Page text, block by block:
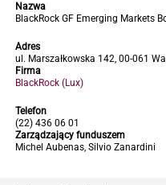
Nazwa
BlackRock GF Emerging Markets
Adres
ul. Marszałkowska 142, 00-061
Firma
BlackRock (Lux)
Telefon
(22) 436 06 01
Zarządzający funduszem
Michel Aubenas, Silvio Zanardini